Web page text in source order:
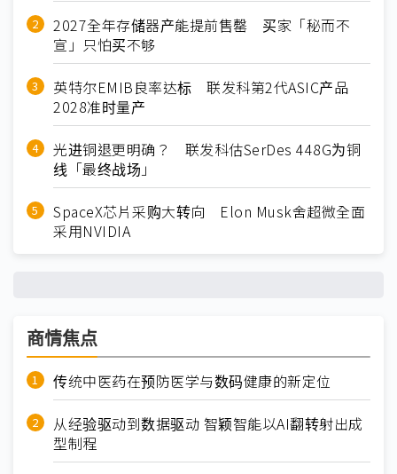
2027全年存储器产能提前售罄 买家「秘而不
宣」只怕买不够
英特尔EMIB良率达标 联发科第2代ASIC产品
2028准时量产
光进铜退更明确？ 联发科估SerDes 448G为铜
线「最终战场」
SpaceX芯片采购大转向 Elon Musk舍超微全面
采用NVIDIA
商情焦点
传统中医药在预防医学与数码健康的新定位
从经验驱动到数据驱动 智颖智能以AI翻转射出成
型制程